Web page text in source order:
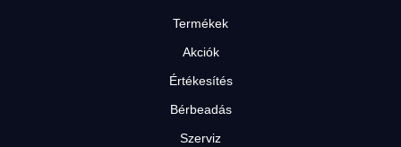
Termékek
Akciók
Értékesítés
Bérbeadás
Szerviz